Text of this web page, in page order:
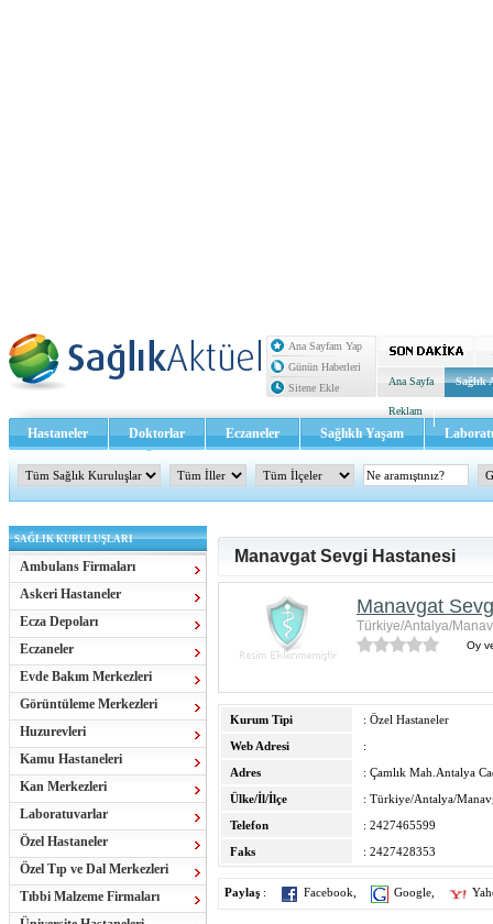
Ana Sayfam Yap
Günün Haberleri
Sitene Ekle
Ana Sayfa Sağlık
Reklam
Hastaneler Doktorlar Eczaneler Sağlıklı Yaşam
Sağlık TV - Video İletişim
SAĞLIK KURULUŞLARI
Ambulans Firmaları
Askeri Hastaneler
Ecza Depoları
Eczaneler
Evde Bakım Merkezleri
Görüntüleme Merkezleri
Huzurevleri
Kamu Hastaneleri
Kan Merkezleri
Laboratuvarlar
Özel Hastaneler
Özel Tıp ve Dal Merkezleri
Tıbbi Malzeme Firmaları
Manavgat Sevgi Hastanesi
Manavgat
Türkiye/Antalya/
Oy
Kurum Tipi
: Özel Hastaneler
Web Adresi
:
Adres
: Çamlık Mah.Antalya
Ülke/İl/İlçe
: Türkiye/Antalya/
Telefon
: 2427465599
Faks
: 2427428353
Paylaş : Facebook Google